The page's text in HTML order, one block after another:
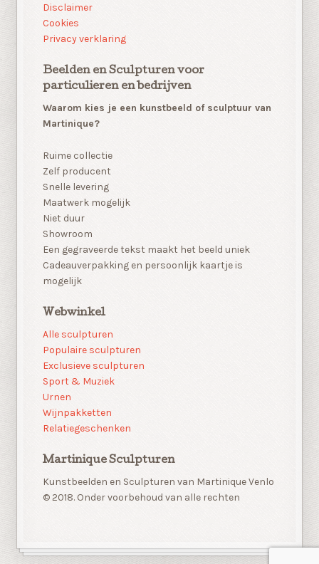
Disclaimer
Cookies
Privacy verklaring
Beelden en Sculpturen voor
particulieren en bedrijven
Waarom kies je een kunstbeeld of sculptuur van
Martinique?
Ruime collectie
Zelf producent
Snelle levering
Maatwerk mogelijk
Niet duur
Showroom
Een gegraveerde tekst maakt het beeld uniek
Cadeauverpakking en persoonlijk kaartje is
mogelijk
Webwinkel
Alle sculpturen
Populaire sculpturen
Exclusieve sculpturen
Sport & Muziek
Urnen
Wijnpakketten
Relatiegeschenken
Martinique Sculpturen
Kunstbeelden en Sculpturen van Martinique Venlo
© 2018. Onder voorbehoud van alle rechten